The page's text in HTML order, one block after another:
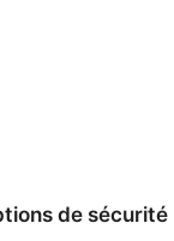
de sécurité